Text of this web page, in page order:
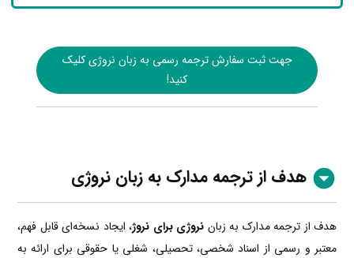
جهت ثبت سفارش ترجمه رسمی به زبان نروژی کلیک
کنید!
هدف از ترجمه مدارک به زبان نروژی
هدف از ترجمه مدارک به زبان نروژی برای نروژ، ایجاد نسخه‌ای قابل فهم،
معتبر و رسمی از اسناد شخصی، تحصیلی، شغلی یا حقوقی برای ارائه به